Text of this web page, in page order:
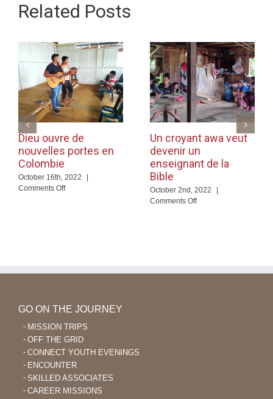
Related Posts
Dieu ouvre de
nouvelles portes en
Colombie
October 16th, 2022
|
Comments Offon
Un croyant awa veut
devenir un
enseignant de la
Bible
October 2nd, 2022
|
Comments Offon
GO ON THE JOURNEY
MISSION TRIPS
OFF THE GRID
CONNECT YOUTH EVENINGS
ENCOUNTER
SKILLED ASSOCIATES
CAREER MISSIONS